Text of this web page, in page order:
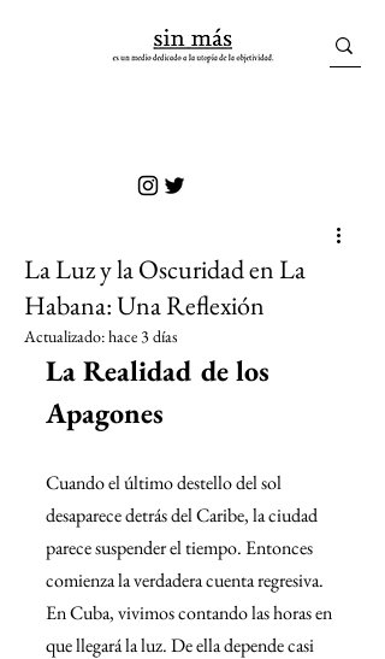
La Luz y la Oscuridad en La
Habana: Una Reflexión
Actualizado:hace 3 días
La Realidad de los
Apagones
Cuando el último destello del sol
desaparece detrás del Caribe, la ciudad
parece suspender el tiempo. Entonces
comienza la verdadera cuenta regresiva.
En Cuba, vivimos contando las horas en
que llegará la luz. De ella depende casi